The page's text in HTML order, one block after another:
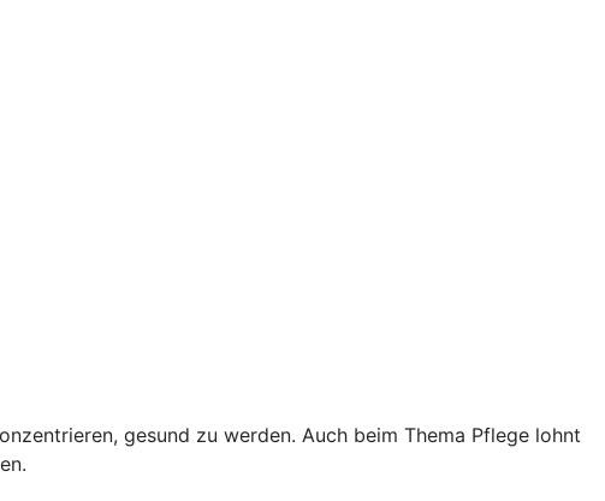
gesund zu werden. Auch beim Thema Pflege lohnt